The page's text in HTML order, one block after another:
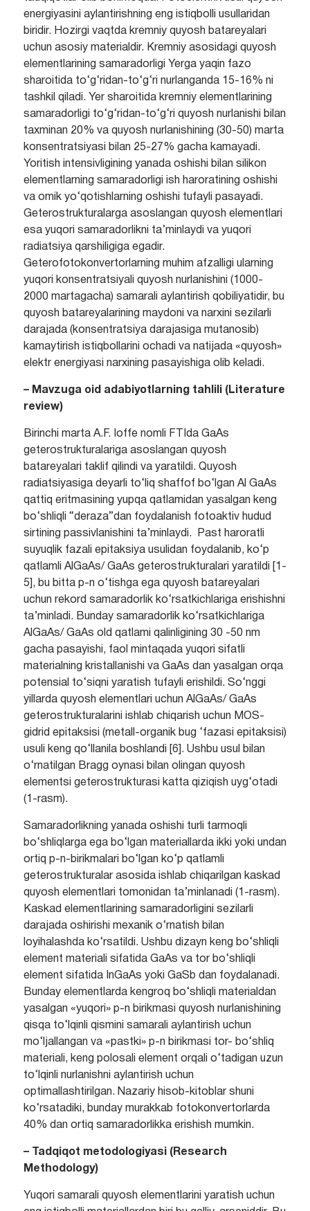
energiyasini aylantirishning eng istiqbolli usullaridan
biridir. Hozirgi vaqtda kremniy quyosh batareyalari
uchun asosiy materialdir. Kremniy asosidagi quyosh
elementlarining samaradorligi Yerga yaqin fazo
sharoitida to‘g‘ridan-to‘g‘ri nurlanganda 15-16% ni
tashkil qiladi. Yer sharoitida kremniy elementlarining
samaradorligi to‘g‘ridan-to‘g‘ri quyosh nurlanishi bilan
taxminan 20% va quyosh nurlanishining (30-50) marta
konsentratsiyasi bilan 25-27% gacha kamayadi.
Yoritish intensivligining yanada oshishi bilan silikon
elementlarning samaradorligi ish haroratining oshishi
va omik yo‘qotishlarning oshishi tufayli pasayadi.
Geterostrukturalarga asoslangan quyosh elementlari
esa yuqori samaradorlikni ta’minlaydi va yuqori
radiatsiya qarshiligiga egadir.
Geterofotokonvertorlarning muhim afzalligi ularning
yuqori konsentratsiyali quyosh nurlanishini (1000-
2000 martagacha) samarali aylantirish qobiliyatidir, bu
quyosh batareyalarining maydoni va narxini sezilarli
darajada (konsentratsiya darajasiga mutanosib)
kamaytirish istiqbollarini ochadi va natijada «quyosh»
elektr energiyasi narxining pasayishiga olib keladi.
– Mavzuga oid adabiyotlarning tahlili (Literature
review)
Birinchi marta A.F. Ioffe nomli FTIda GaAs
geterostrukturalariga asoslangan quyosh
batareyalari taklif qilindi va yaratildi. Quyosh
radiatsiyasiga deyarli to‘liq shaffof bo‘lgan Al GaAs
qattiq eritmasining yupqa qatlamidan yasalgan keng
bo‘shliqli “deraza”dan foydalanish fotoaktiv hudud
sirtining passivlanishini ta’minlaydi. Past haroratli
suyuqlik fazali epitaksiya usulidan foydalanib, ko‘p
qatlamli AlGaAs/ GaAs geterostrukturalari yaratildi [1-
5], bu bitta p-n o‘tishga ega quyosh batareyalari
uchun rekord samaradorlik ko‘rsatkichlariga erishishni
ta’minladi. Bunday samaradorlik ko‘rsatkichlariga
AlGaAs/ GaAs old qatlami qalinligining 30 -50 nm
gacha pasayishi, faol mintaqada yuqori sifatli
materialning kristallanishi va GaAs dan yasalgan orqa
potensial to‘siqni yaratish tufayli erishildi. So‘nggi
yillarda quyosh elementlari uchun AlGaAs/ GaAs
geterostrukturalarini ishlab chiqarish uchun MOS-
gidrid epitaksisi (metall-organik bug ‘fazasi epitaksisi)
usuli keng qo‘llanila boshlandi [6]. Ushbu usul bilan
o‘rnatilgan Bragg oynasi bilan olingan quyosh
elementsi geterostrukturasi katta qiziqish uyg‘otadi
(1-rasm).
Samaradorlikning yanada oshishi turli tarmoqli
bo‘shliqlarga ega bo‘lgan materiallarda ikki yoki undan
ortiq p-n-birikmalari bo‘lgan ko‘p qatlamli
geterostrukturalar asosida ishlab chiqarilgan kaskad
quyosh elementlari tomonidan ta’minlanadi (1-rasm).
Kaskad elementlarining samaradorligini sezilarli
darajada oshirishi mexanik o‘rnatish bilan
loyihalashda ko‘rsatildi. Ushbu dizayn keng bo‘shliqli
element materiali sifatida GaAs va tor bo‘shliqli
element sifatida InGaAs yoki GaSb dan foydalanadi.
Bunday elementlarda kengroq bo‘shliqli materialdan
yasalgan «yuqori» p-n birikmasi quyosh nurlanishining
qisqa to‘lqinli qismini samarali aylantirish uchun
mo‘ljallangan va «pastki» p-n birikmasi tor- bo‘shliq
materiali, keng polosali element orqali o‘tadigan uzun
to‘lqinli nurlanishni aylantirish uchun
optimallashtirilgan. Nazariy hisob-kitoblar shuni
ko‘rsatadiki, bunday murakkab fotokonvertorlarda
40% dan ortiq samaradorlikka erishish mumkin.
– Tadqiqot metodologiyasi (Research
Methodology)
Yuqori samarali quyosh elementlarini yaratish uchun